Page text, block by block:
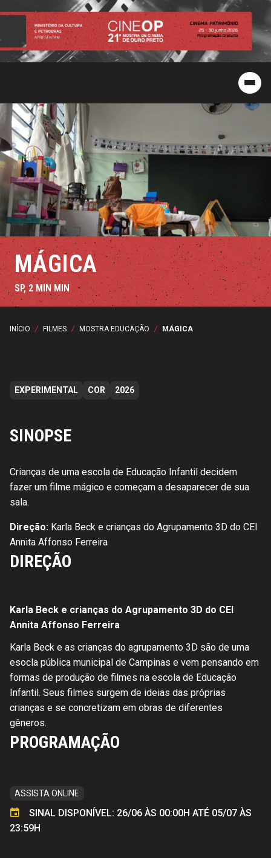
MÁGICA
SP, 2 MIN MIN
INÍCIO / FILMES / MOSTRA EDUCAÇÃO / MÁGICA
EXPERIMENTAL COR 2026
SINOPSE
Crianças de uma escola de Educação Infantil decidem
fazer um filme mágico e começam a desaparecer de sua
sala.
Direção: Karla Beck e crianças do Agrupamento 3D do CEI
Annita Affonso Ferreira
DIREÇÃO
Karla Beck e crianças do Agrupamento 3D do CEI
Annita Affonso Ferreira
Karla Beck e as crianças do agrupamento 3D são de uma
esocla pública municipal de Campinas e vem pensando em
formas de produção de filmes na escola de Educação
Infantil. Seus filmes surgem de ideias das próprias
crianças e se concretizam em obras de diferentes
gêneros.
PROGRAMAÇÃO
ASSISTA ONLINE
SINAL DISPONÍVEL: 26/06 ÀS 00:00H ATÉ 05/07 ÀS
23:59H